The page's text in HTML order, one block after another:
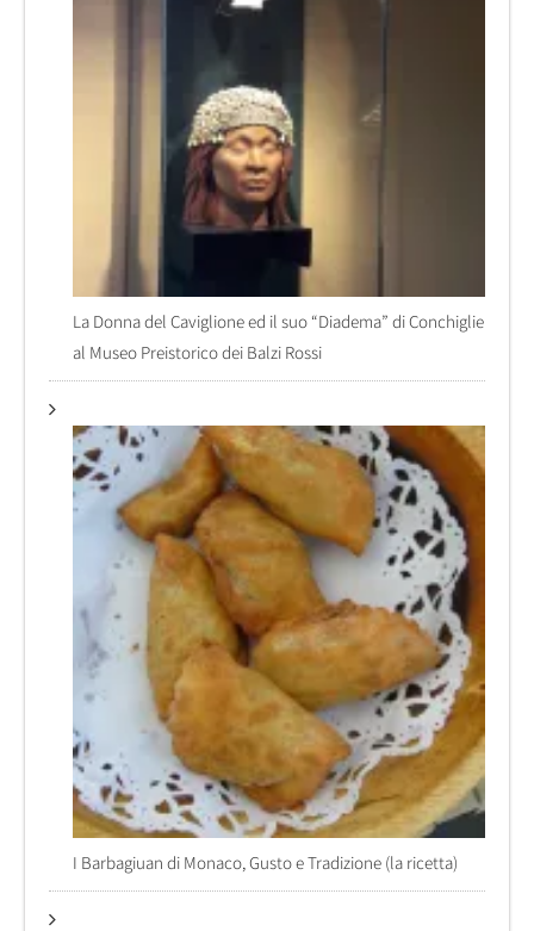
La Donna del Caviglione ed il suo “Diadema” di Conchiglie
al Museo Preistorico dei Balzi Rossi
I Barbagiuan di Monaco, Gusto e Tradizione (la ricetta)